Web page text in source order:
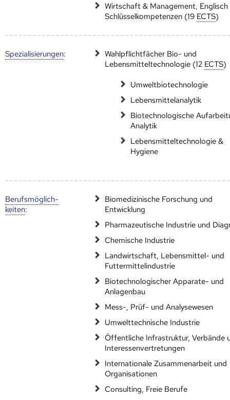
Wirtschaft & Management, Englisch
Schlüsselkompetenzen (19 ECTS)
Speziali­sierungen:
Wahlpflichtfächer Bio- und
Lebensmitteltechnologie (12 ECTS)
Umweltbiotechnologie
Lebensmittelanalytik
Biotechnologische
Analytik
Lebensmitteltechnologie &
Hygiene
Berufs­möglich­
keiten:
Biomedizinische Forschung und
Entwicklung
Pharmazeutische Industrie und
Chemische Industrie
Landwirtschaft, Lebensmittel- und
Futtermittelindustrie
Biotechnologischer Apparate- und
Anlagenbau
Mess-, Prüf- und Analysewesen
Umwelttechnische Industrie
Öffentliche Infrastruktur, Verbände
Interessenvertretungen
Internationale Zusammenarbeit und
Organisationen
Consulting, Freie Berufe